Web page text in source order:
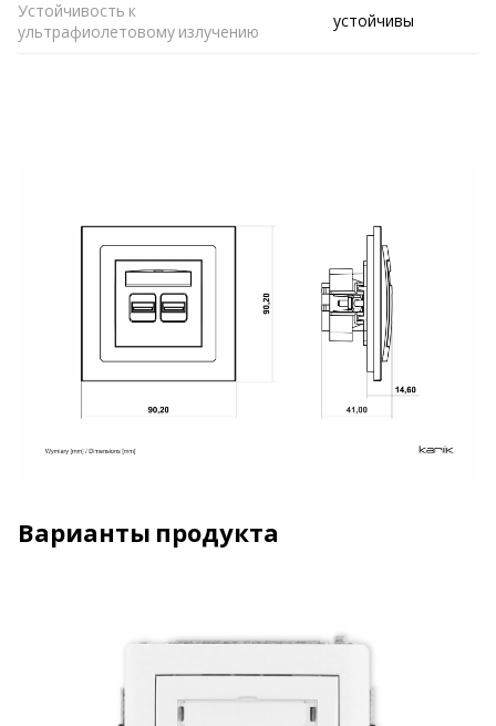
Устойчивость к
ультрафиолетовому излучению
устойчивы
Варианты продукта